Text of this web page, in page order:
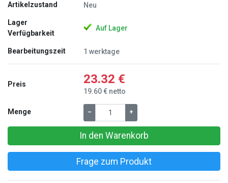
Artikelzustand Neu
Lager
Verfügbarkeit
Auf Lager
Bearbeitungszeit 1 werktage
Preis 23.32 €
19.60 € netto
Menge – +
In den Warenkorb
Frage zum Produkt